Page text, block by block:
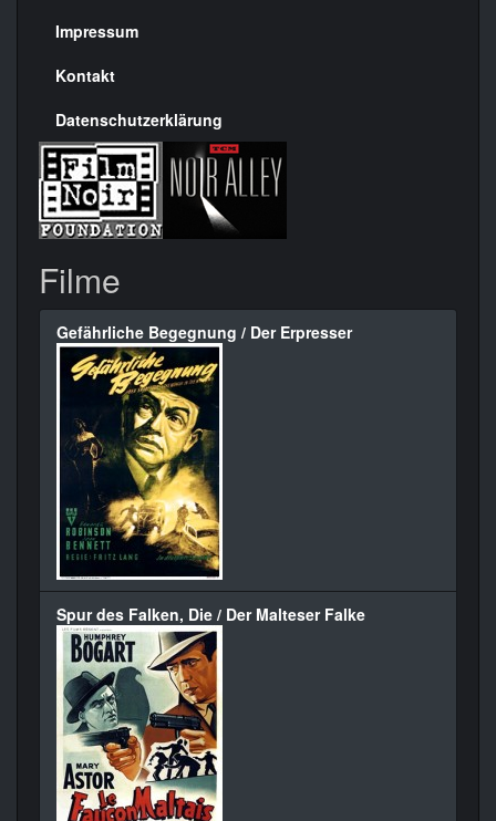
Seite
Impressum
Kontakt
Datenschutzerklärung
Filme
Gefährliche Begegnung / Der Erpresser
Spur des Falken, Die / Der Malteser Falke